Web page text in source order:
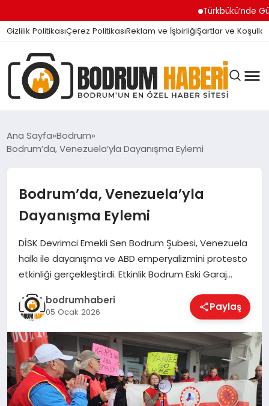
Türkbükü’nde Gündem
Gizlilik PolitikasıÇerez PolitikasıReklam ve İşbirliğiŞartlar ve Koşullar
BODRUM BODRUM
SIYASET
MAGAZIN
KÖŞE YAZILARI
YAŞAM
SPOR
Ana Sayfa Bodrum
Bodrum’da, Venezuela’yla Dayanışma Eylemi
Bodrum’da, Venezuela’yla
Dayanışma Eylemi
DİSK Devrimci Emekli Sen Bodrum Şubesi, Venezuela
halkı ile dayanışma ve ABD emperyalizmini protesto
etkinliği gerçekleştirdi. Etkinlik Bodrum Eski Garaj…
bodrumhaberi
05 Ocak 2026 Paylaş